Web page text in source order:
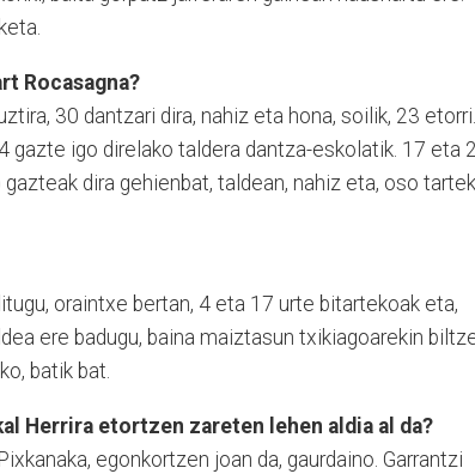
Rocasagna?
30 dantzari dira, nahiz eta hona, soilik, 23 etorri.
gazte igo direlako taldera dantza-eskolatik. 17 eta
dira gehienbat, taldean, nahiz eta, oso
oraintxe bertan, 4 eta 17 urte bitartekoak eta,
ere badugu, baina maiztasun txikiagoarekin
batik bat.
Herrira etortzen zareten lehen aldia al da?
egonkortzen joan da, gaurdaino. Garrantzi